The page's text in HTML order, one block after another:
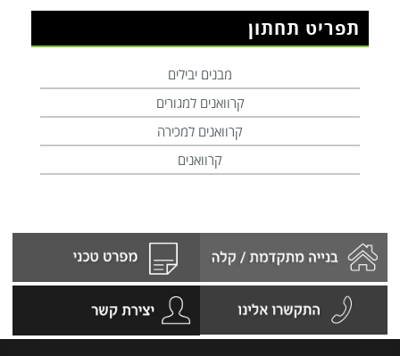
תפריט תחתון
מבנים יבילים
קרוואנים למגורים
קרוואנים למכירה
קרוואנים